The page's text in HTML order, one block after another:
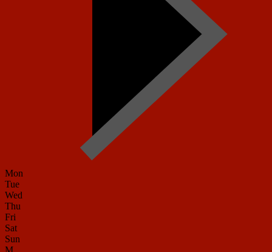
Mon
Tue
Wed
Thu
Fri
Sat
Sun
M